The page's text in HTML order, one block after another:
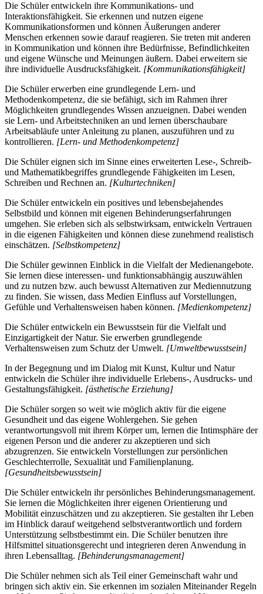
Die Schüler entwickeln ihre Kommunikations- und
Interaktionsfähigkeit. Sie erkennen und nutzen eigene
Kommunikationsformen und können Äußerungen anderer
Menschen erkennen sowie darauf reagieren. Sie treten mit anderen
in Kommunikation und können ihre Bedürfnisse, Befindlichkeiten
und eigene Wünsche und Meinungen äußern. Dabei erweitern sie
ihre individuelle Ausdrucksfähigkeit. [Kommunikationsfähigkeit]
Die Schüler erwerben eine grundlegende Lern- und
Methodenkompetenz, die sie befähigt, sich im Rahmen ihrer
Möglichkeiten grundlegendes Wissen anzueignen. Dabei wenden
sie Lern- und Arbeitstechniken an und lernen überschaubare
Arbeitsabläufe unter Anleitung zu planen, auszuführen und zu
kontrollieren. [Lern- und Methodenkompetenz]
Die Schüler eignen sich im Sinne eines erweiterten Lese-, Schreib-
und Mathematikbegriffes grundlegende Fähigkeiten im Lesen,
Schreiben und Rechnen an. [Kulturtechniken]
Die Schüler entwickeln ein positives und lebensbejahendes
Selbstbild und können mit eigenen Behinderungserfahrungen
umgehen. Sie erleben sich als selbstwirksam, entwickeln Vertrauen
in die eigenen Fähigkeiten und können diese zunehmend realistisch
einschätzen. [Selbstkompetenz]
Die Schüler gewinnen Einblick in die Vielfalt der Medienangebote.
Sie lernen diese interessen- und funktionsabhängig auszuwählen
und zu nutzen bzw. auch bewusst Alternativen zur Mediennutzung
zu finden. Sie wissen, dass Medien Einfluss auf Vorstellungen,
Gefühle und Verhaltensweisen haben können. [Medienkompetenz]
Die Schüler entwickeln ein Bewusstsein für die Vielfalt und
Einzigartigkeit der Natur. Sie erwerben grundlegende
Verhaltensweisen zum Schutz der Umwelt. [Umweltbewusstsein]
In der Begegnung und im Dialog mit Kunst, Kultur und Natur
entwickeln die Schüler ihre individuelle Erlebens-, Ausdrucks- und
Gestaltungsfähigkeit. [ästhetische Erziehung]
Die Schüler sorgen so weit wie möglich aktiv für die eigene
Gesundheit und das eigene Wohlergehen. Sie gehen
verantwortungsvoll mit ihrem Körper um, lernen die Intimsphäre der
eigenen Person und die anderer zu akzeptieren und sich
abzugrenzen. Sie entwickeln Vorstellungen zur persönlichen
Geschlechterrolle, Sexualität und Familienplanung.
[Gesundheitsbewusstsein]
Die Schüler entwickeln ihr persönliches Behinderungsmanagement.
Sie lernen die Möglichkeiten ihrer eigenen Orientierung und
Mobilität einzuschätzen und zu akzeptieren. Sie gestalten ihr Leben
im Hinblick darauf weitgehend selbstverantwortlich und fordern
Unterstützung selbstbestimmt ein. Die Schüler benutzen ihre
Hilfsmittel situationsgerecht und integrieren deren Anwendung in
ihren Lebensalltag. [Behinderungsmanagement]
Die Schüler nehmen sich als Teil einer Gemeinschaft wahr und
bringen sich aktiv ein. Sie erkennen im sozialen Miteinander Regeln